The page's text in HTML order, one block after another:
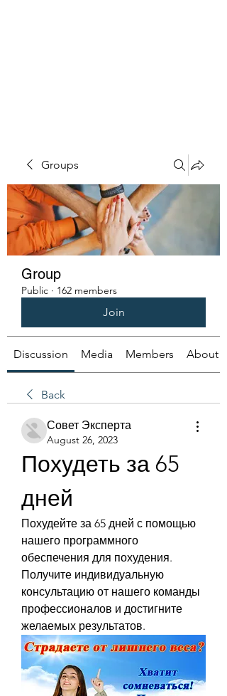
Groups
Group
Public · 162 members
Join
Discussion Media Members About
Back
Совет Эксперта
August 26, 2023
Похудеть за 65
дней
Похудейте за 65 дней с помощью
нашего программного
обеспечения для похудения.
Получите индивидуальную
консультацию от нашего команды
профессионалов и достигните
желаемых результатов.